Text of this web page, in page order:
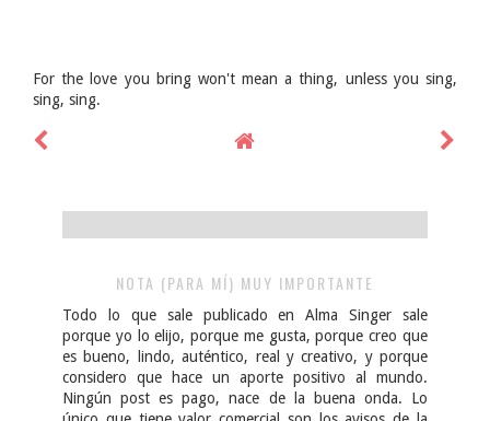
For the love you bring won't mean a thing, unless you sing,
sing, sing.
NOTA (PARA MÍ) MUY IMPORTANTE
Todo lo que sale publicado en Alma Singer sale
porque yo lo elijo, porque me gusta, porque creo que
es bueno, lindo, auténtico, real y creativo, y porque
considero que hace un aporte positivo al mundo.
Ningún post es pago, nace de la buena onda. Lo